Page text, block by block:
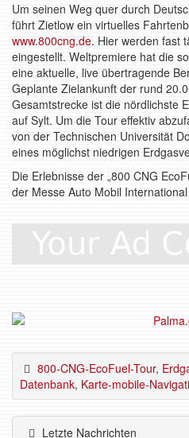
Um seinen Weg quer durch
führt Zietlow ein virtuelles
www.800cng.de. Hier werden fast
eingestellt. Weltpremiere hat die
eine aktuelle, live übertragende
Geplante Zielankunft der rund
Gesamtstrecke ist die nördlichste
auf Sylt. Um die Tour effektiv
von der Technischen Universität
eines möglichst niedrigen
Die Erlebnisse der „800 CNG
der Messe Auto Mobil
800-CNG-EcoFuel-Tour,
Datenbank, Karte-mobile-
Letzte Nachrichten